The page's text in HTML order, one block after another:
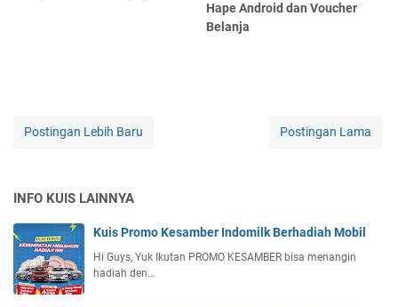
Hape Android dan Voucher
Belanja
Postingan Lebih Baru Postingan Lama
INFO KUIS LAINNYA
Kuis Promo Kesamber Indomilk Berhadiah Mobil
Hi Guys, Yuk Ikutan PROMO KESAMBER bisa menangin
hadiah den…